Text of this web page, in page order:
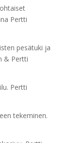
Pertti
pesätuki ja
& Pertti
Pertti
tekeminen.